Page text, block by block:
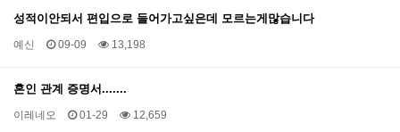
성적이안되서 편입으로 들어가고싶은데 모르는게많습니다
예신 09-09 13,198
혼인 관계 증명서.......
이레네오 01-29 12,659